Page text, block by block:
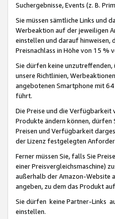
Suchergebnisse, Events (z. B.
Sie müssen sämtliche Links und
Werbeaktion auf der jeweiligen
einstellen und darauf hinweisen,
Preisnachlass in Höhe von 15 %
Sie dürfen keine
unsere Richtlinien,
angebotenen Smartphone mit
führt.
Die Preise und die
Produkte ändern können, dürfen
Preisen und Verfügbarkeit
der Lizenz festgelegten
Ferner müssen Sie, falls Sie
einer Preisvergleichsmaschine)
außerhalb der Amazon-Website
angeben, zu dem das Produkt
Sie dürfen keine Partner-Links
einstellen.